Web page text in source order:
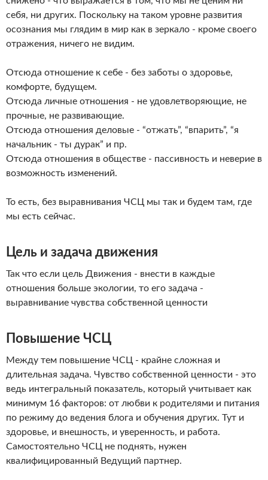
себя, ни других. Поскольку на таком уровне развития
осознания мы глядим в мир как в зеркало - кроме своего
отражения, ничего не видим.
Отсюда отношение к себе - без заботы о здоровье,
комфорте, будущем.
Отсюда личные отношения - не удовлетворяющие, не
прочные, не развивающие.
Отсюда отношения деловые - “отжать”, “впарить”, “я
начальник - ты дурак” и пр.
Отсюда отношения в обществе - пассивность и неверие в
возможность изменений.
То есть, без выравнивания ЧСЦ мы так и будем там, где
мы есть сейчас.
Цель и задача движения
Так что если цель Движения - внести в каждые
отношения больше экологии, то его задача -
выравнивание чувства собственной ценности
Повышение ЧСЦ
Между тем повышение ЧСЦ - крайне сложная и
длительная задача. Чувство собственной ценности - это
ведь интегральный показатель, который учитывает как
минимум 16 факторов: от любви к родителями и питания
по режиму до ведения блога и обучения других. Тут и
здоровье, и внешность, и уверенность, и работа.
Самостоятельно ЧСЦ не поднять, нужен
квалифицированный Ведущий партнер.